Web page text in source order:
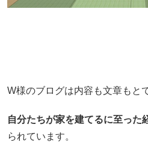
W様のブログは内容も文章もと
自分たちが家を建てるに至った
られています。